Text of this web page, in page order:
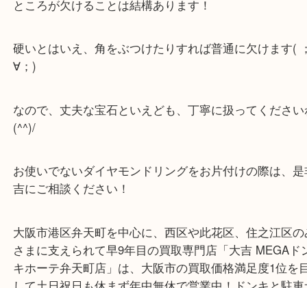
の何倍も硬くなります！
なので硬いのに欠けるのかと思いますよね！
ところが欠けることは結構あります！
∀；)
(^^)/
お使いでないダイヤモンドリングをお片付けの際は